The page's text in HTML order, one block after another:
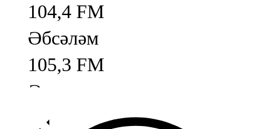
104,4 FM
Әбсәләм
105,3 FM
Әлмәт
92,9 FM